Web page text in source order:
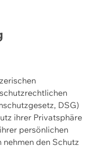
DSG)
ihrer Privatsphäre
persönlichen
den Schutz